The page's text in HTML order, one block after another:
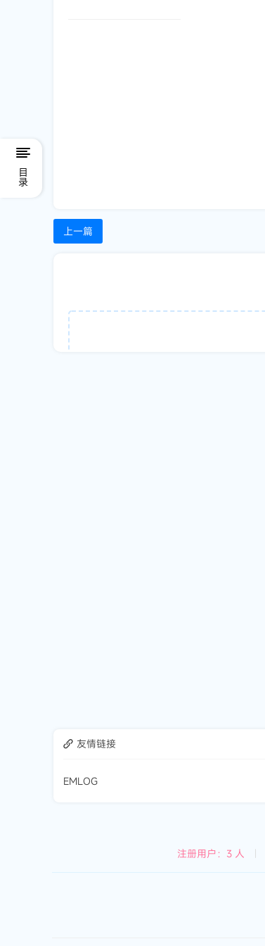
目录
上一篇
友情链接
EMLOG
注册用户：3 人 |